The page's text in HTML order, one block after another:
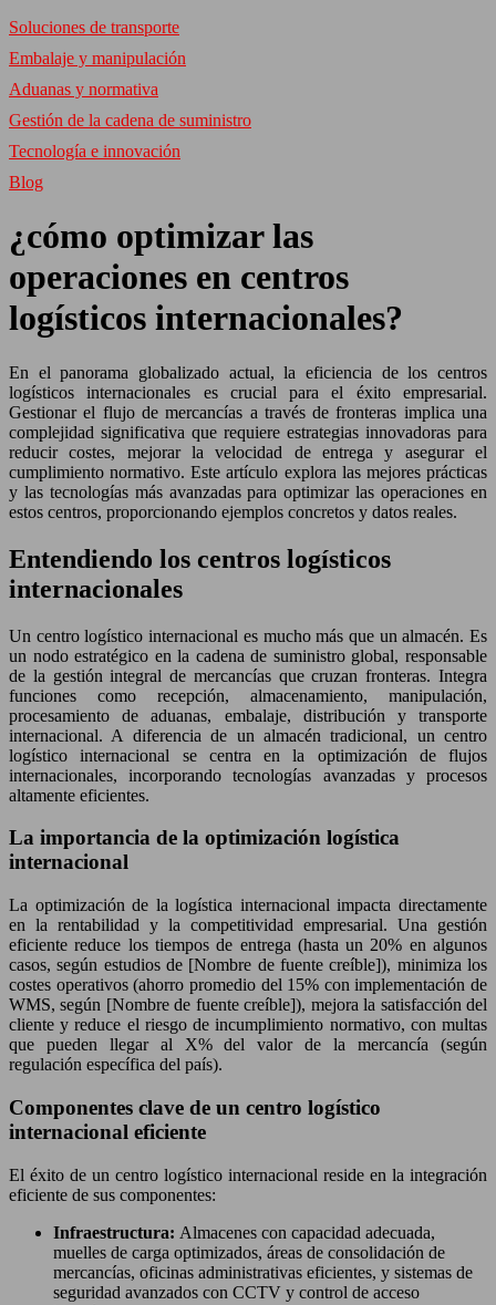
Soluciones de transporte
Embalaje y manipulación
Aduanas y normativa
Gestión de la cadena de suministro
Tecnología e innovación
Blog
¿cómo optimizar las
operaciones en centros
logísticos internacionales?
En el panorama globalizado actual, la eficiencia de los centros
logísticos internacionales es crucial para el éxito empresarial.
Gestionar el flujo de mercancías a través de fronteras implica una
complejidad significativa que requiere estrategias innovadoras para
reducir costes, mejorar la velocidad de entrega y asegurar el
cumplimiento normativo. Este artículo explora las mejores prácticas
y las tecnologías más avanzadas para optimizar las operaciones en
estos centros, proporcionando ejemplos concretos y datos reales.
Entendiendo los centros logísticos
internacionales
Un centro logístico internacional es mucho más que un almacén. Es
un nodo estratégico en la cadena de suministro global, responsable
de la gestión integral de mercancías que cruzan fronteras. Integra
funciones como recepción, almacenamiento, manipulación,
procesamiento de aduanas, embalaje, distribución y transporte
internacional. A diferencia de un almacén tradicional, un centro
logístico internacional se centra en la optimización de flujos
internacionales, incorporando tecnologías avanzadas y procesos
altamente eficientes.
La importancia de la optimización logística
internacional
La optimización de la logística internacional impacta directamente
en la rentabilidad y la competitividad empresarial. Una gestión
eficiente reduce los tiempos de entrega (hasta un 20% en algunos
casos, según estudios de [Nombre de fuente creíble]), minimiza los
costes operativos (ahorro promedio del 15% con implementación de
WMS, según [Nombre de fuente creíble]), mejora la satisfacción del
cliente y reduce el riesgo de incumplimiento normativo, con multas
que pueden llegar al X% del valor de la mercancía (según
regulación específica del país).
Componentes clave de un centro logístico
internacional eficiente
El éxito de un centro logístico internacional reside en la integración
eficiente de sus componentes:
Infraestructura: Almacenes con capacidad adecuada,
muelles de carga optimizados, áreas de consolidación de
mercancías, oficinas administrativas eficientes, y sistemas de
seguridad avanzados con CCTV y control de acceso